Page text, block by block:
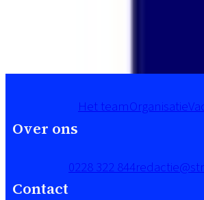
Over ons
Het teamOrganisatie
Contact
0228 322 844